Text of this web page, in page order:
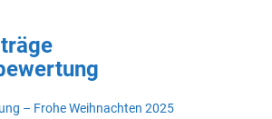
– Frohe Weihnachten 2025